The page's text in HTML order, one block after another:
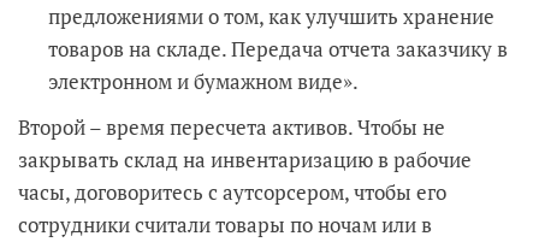
предложениями о том, как улучшить хранение
товаров на складе. Передача отчета заказчику в
электронном и бумажном виде».
Второй – время пересчета активов. Чтобы не
закрывать склад на инвентаризацию в рабочие
часы, договоритесь с аутсорсером, чтобы его
сотрудники считали товары по ночам или в